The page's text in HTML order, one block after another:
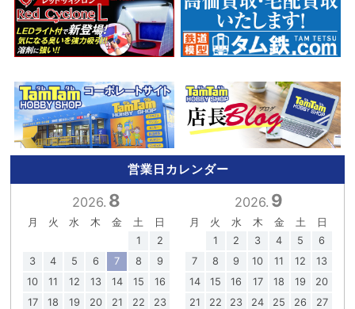
営業日カレンダー
2026. 8
月 火 水 木 金 土
日
1
2
3
4 5 6 7 8
9
10
11 12 13 14 15
16
17
18 19 20 21 22
23
2026. 9
月 火 水 木 金 土
日
1
2 3 4 5
6
7
8 9 10 11 12
13
14
15 16 17 18 19
20
21
22 23 24 25 26
27